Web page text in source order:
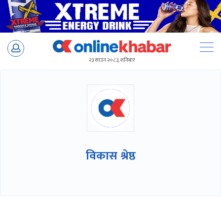
Skip
२३ साउन २०८३, शनिबार
विकास श्रेष्ठ